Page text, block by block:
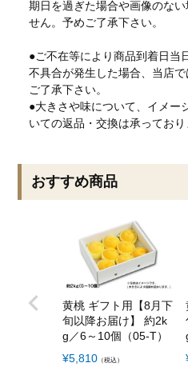
期日を過ぎた場合や画像のな
せん。予めご了承下さい。
●ご不在等により商品到着日当
不具合が発生した場合、当店で
ご了承下さい。
●大きさや味について、イメー
いての返品・交換は承っており
おすすめ商品
黄桃 ギフト用【8月下
旬以降お届け】 約2k
g／6～10個（05-T）
¥5,810 （税込）